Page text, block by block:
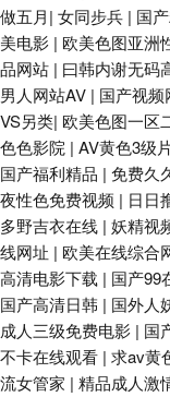
做五月| 女同步兵 | 国
美电影 | 欧美色图亚洲
品网站 | 曰韩内谢无码
男人网站AV | 国产视频
VS另类| 欧美色图一区
色色影院 | AV黄色3级
国产福利精品 | 免费久
夜性色免费视频 | 日日
多野吉衣在线 | 妖精视
线网址 | 欧美在线综合
高清电影下载 | 国产99
国产高清日韩 | 国外人
成人三级免费电影 | 国
不卡在线观看 | 求av黄
流女管家 | 精品成人激